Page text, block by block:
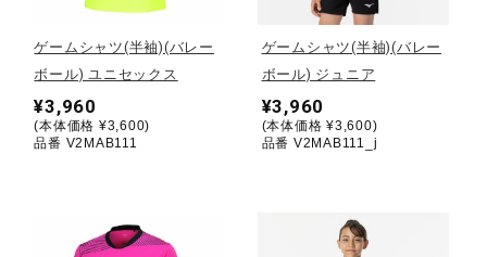
アウトドア／レイン
ゲームシャツ(半袖)(バレー
ボール) ユニセックス
¥3,960
(本体価格 ¥3,600)
品番 V2MAB111
ゲームシャツ(半袖)(バレー
ボール) ジュニア
¥3,960
(本体価格 ¥3,600)
品番 V2MAB111_j